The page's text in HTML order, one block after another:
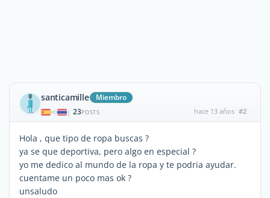
santicamille Miembro
| 23POSTS hace 13 años #2
Hola , que tipo de ropa buscas ?
ya se que deportiva, pero algo en especial ?
yo me dedico al mundo de la ropa y te podria ayudar.
cuentame un poco mas ok ?
unsaludo